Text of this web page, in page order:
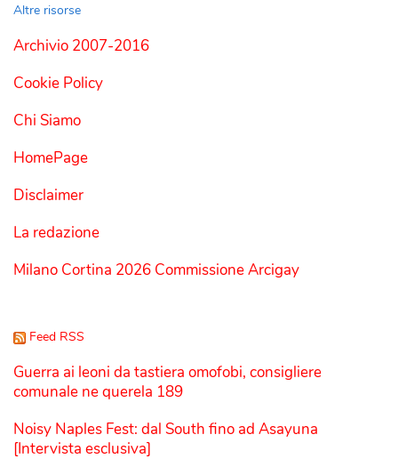
Altre risorse
Archivio 2007-2016
Cookie Policy
Chi Siamo
HomePage
Disclaimer
La redazione
Milano Cortina 2026 Commissione Arcigay
Feed RSS
Guerra ai leoni da tastiera omofobi, consigliere
comunale ne querela 189
Noisy Naples Fest: dal South fino ad Asayuna
[Intervista esclusiva]